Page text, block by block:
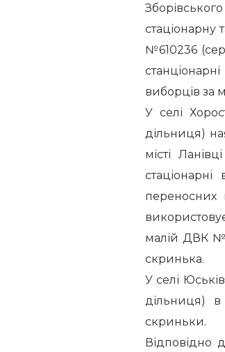
стаціонарну
№610236
виборців за
У селі
дільниця)
місті
переносних
малій ДВК
скринька.
У селі
дільниця) в
скриньки.
Відповідно